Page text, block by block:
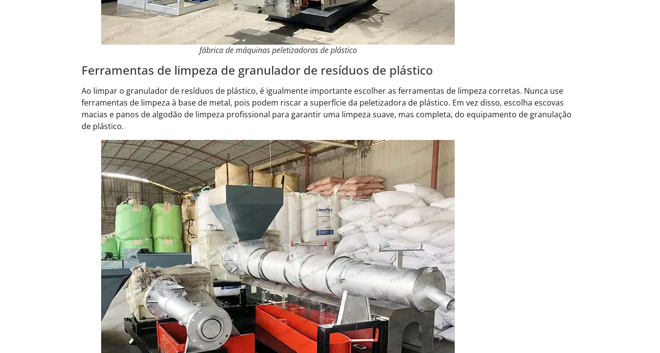
fábrica de máquinas peletizadoras de plástico
Ferramentas de limpeza de granulador de resíduos de plástico
Ao limpar o granulador de resíduos de plástico, é igualmente importante escolher as ferramentas de limpeza corretas. Nunca use
ferramentas de limpeza à base de metal, pois podem riscar a superfície da peletizadora de plástico. Em vez disso, escolha escovas
macias e panos de algodão de limpeza profissional para garantir uma limpeza suave, mas completa, do equipamento de granulação
de plástico.